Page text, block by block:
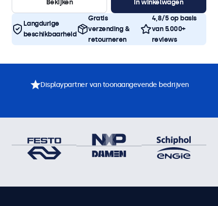
Bekijken
In winkelwagen
Langdurige
beschikbaarheid
Gratis
verzending &
retourneren
4,8/5 op basis
van 5.000+
reviews
Displaypartner van toonaangevende bedrijven